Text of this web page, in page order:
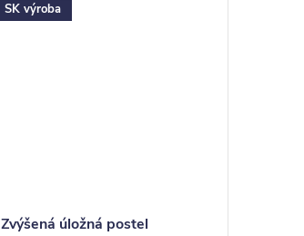
SK výroba
Zvýšená úložná postel